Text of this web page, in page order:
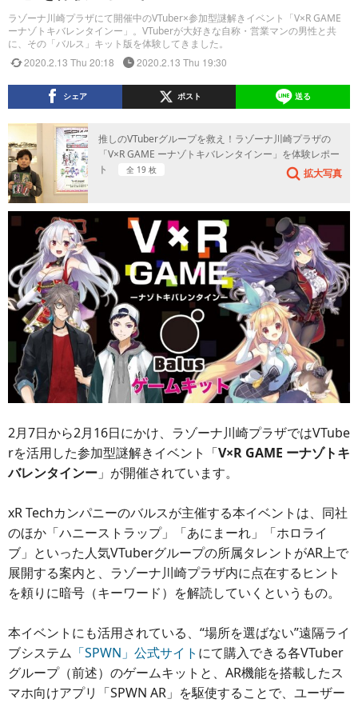
ラゾーナ川崎プラザにて開催中のVTuber×参加型謎解きイベント「V×R GAME
ーナゾトキバレンタインー」。VTuberが大好きな自称・営業マンの男性と共
に、その「バルス」キット版を体験してきました。
2020.2.13 Thu 20:18 2020.2.13 Thu 19:30
シェア ポスト 送る
推しのVTuberグループを救え！ラゾーナ川崎プラザの
「V×R GAME ーナゾトキバレンタインー」を体験レポー
ト
全 19 枚 拡大写真
2月7日から2月16日にかけ、ラゾーナ川崎プラザではVTube
rを活用した参加型謎解きイベント「V×R GAME ーナゾトキ
バレンタインー 」が開催されています。
xR Techカンパニーのバルスが主催する本イベントは、同社
のほか「ハニーストラップ」「あにまーれ」「ホロライ
ブ」といった人気VTuberグループの所属タレントがAR上で
展開する案内と、ラゾーナ川崎プラザ内に点在するヒント
を頼りに暗号（キーワード）を解読していくというもの。
本イベントにも活用されている、“場所を選ばない”遠隔ライ
ブシステム 「SPWN」公式サイト にて購入できる各VTuber
グループ（前述）のゲームキットと、AR機能を搭載したス
マホ向けアプリ「SPWN AR」を駆使することで、ユーザー